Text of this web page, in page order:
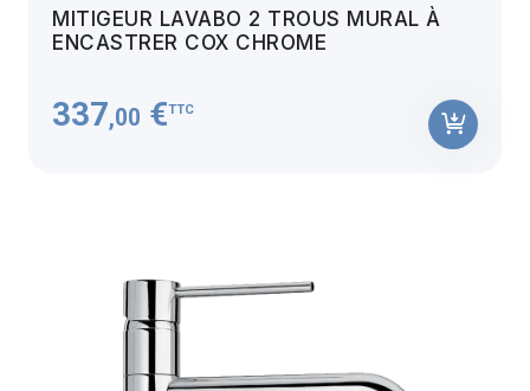
MITIGEUR LAVABO 2 TROUS MURAL À
ENCASTRER COX CHROME
337,00 €TTC